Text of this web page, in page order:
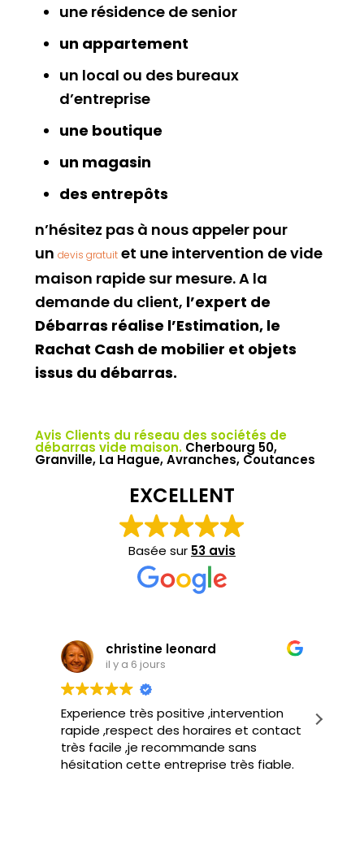
une résidence de senior
un appartement
un local ou des bureaux
d’entreprise
une boutique
un magasin
des entrepôts
n’hésitez pas à nous appeler pour
un devis gratuit et une intervention de vide
maison rapide sur mesure. A la
demande du client, l’expert de
Débarras réalise l’Estimation, le
Rachat Cash de mobilier et objets
issus du débarras.
Avis Clients du réseau des sociétés de
débarras vide maison. Cherbourg 50,
Granville, La Hague, Avranches, Coutances
EXCELLENT
Basée sur 53 avis
christine leonard
il y a 6 jours
Experience très positive ,intervention
rapide ,respect des horaires et contact
très facile ,je recommande sans
hésitation cette entreprise très fiable.